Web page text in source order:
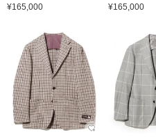
¥165,000 ¥165,000